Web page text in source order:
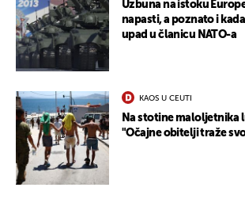
Uzbuna na istoku
napasti, a poznato i
upad u članicu NATO-a
KAOS U CEUTI
Na stotine maloljetnika
"Očajne obitelji traže